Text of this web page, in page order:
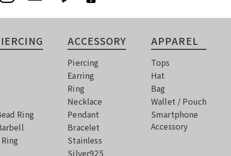
Ring
ACCESSORY
Piercing
Earring
Ring
Necklace
Pendant
Bracelet
Stainless
Silver925
APPAREL
Tops
Hat
Bag
Wallet / Pouch
Smartphone
Accessory